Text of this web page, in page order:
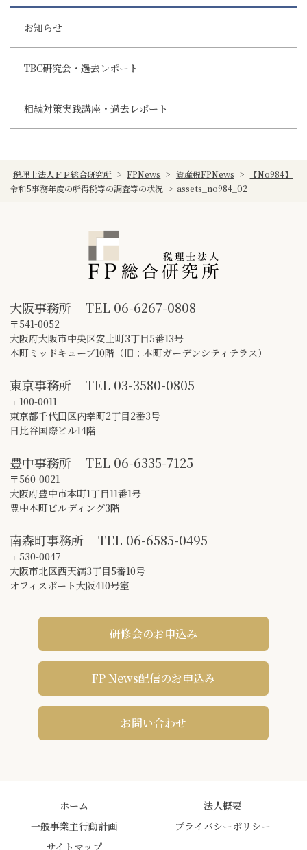
お知らせ
TBC研究会・過去レポート
相続対策実践講座・過去レポート
税理士法人ＦＰ総合研究所 > FPNews > 資産税FPNews >
【No984】
令和5事務年度の所得税等の調査等の状況 > assets_no984_02
大阪事務所 TEL 06-6267-0808
〒541-0052
大阪府大阪市中央区安土町3丁目5番13号
本町ミッドキューブ10階（旧：本町ガーデンシティテラス）
東京事務所 TEL 03-3580-0805
〒100-0011
東京都千代田区内幸町2丁目2番3号
日比谷国際ビル14階
豊中事務所 TEL 06-6335-7125
〒560-0021
大阪府豊中市本町1丁目11番1号
豊中本町ビルディング3階
南森町事務所 TEL 06-6585-0495
〒530-0047
大阪市北区西天満3丁目5番10号
オフィスポート大阪410号室
研修会のお申込み
FP News配信のお申込み
お問い合わせ
ホーム
法人概要
一般事業主行動計画
プライバシーポリシー
サイトマップ